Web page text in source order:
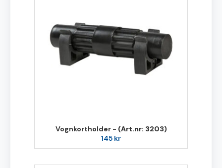
Vognkortholder - (Art.nr: 3203)
145 kr